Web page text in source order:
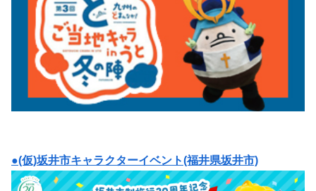
●(仮)坂井市キャラクターイベント(福井県坂井市)